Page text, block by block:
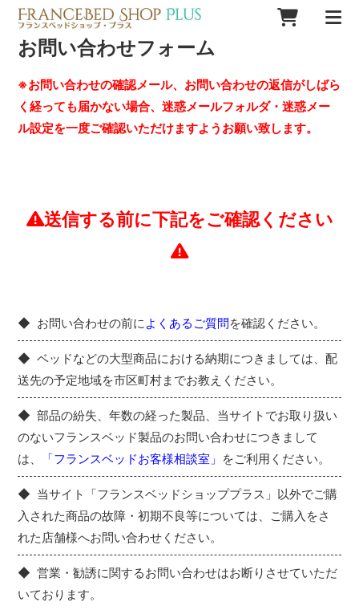
お問い合わせフォーム
※お問い合わせの確認メール、お問い合わせの返信がしばら
く経っても届かない場合、迷惑メールフォルダ・迷惑メー
ル設定を一度ご確認いただけますようお願い致します。
送信する前に下記をご確認ください
お問い合わせの前に よくあるご質問を確認ください。
ベッドなどの大型商品における納期につきましては、配
送先の予定地域を市区町村までお教えください。
部品の紛失、年数の経った製品、当サイトでお取り扱い
のないフランスベッド製品のお問い合わせにつきまして
は、
「フランスベッドお客様相談室」 をご利用ください。
当サイト「フランスベッドショッププラス」以外でご購
入された商品の故障・初期不良等については、ご購入をさ
れた店舗様へお問い合わせください。
営業・勧誘に関するお問い合わせはお断りさせていただ
いております。